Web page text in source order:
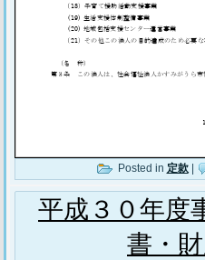
Posted in 定款|
平成３０年度
書・